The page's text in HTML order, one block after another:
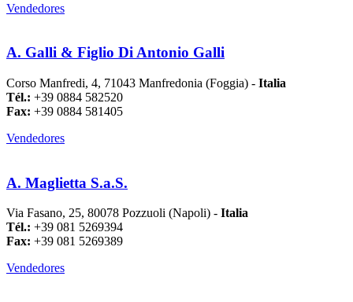
Vendedores
A. Galli & Figlio Di Antonio Galli
Corso Manfredi, 4, 71043 Manfredonia (Foggia) - Italia
Tél.: +39 0884 582520
Fax: +39 0884 581405
Vendedores
A. Maglietta S.a.S.
Via Fasano, 25, 80078 Pozzuoli (Napoli) - Italia
Tél.: +39 081 5269394
Fax: +39 081 5269389
Vendedores